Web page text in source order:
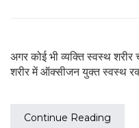
अगर कोई भी व्यक्ति स्वस्थ
शरीर में ऑक्सीजन युक्त स्वस्थ
Continue Reading